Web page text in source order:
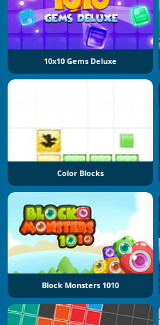
10x10 Gems Deluxe
Color Blocks
Block Monsters 1010